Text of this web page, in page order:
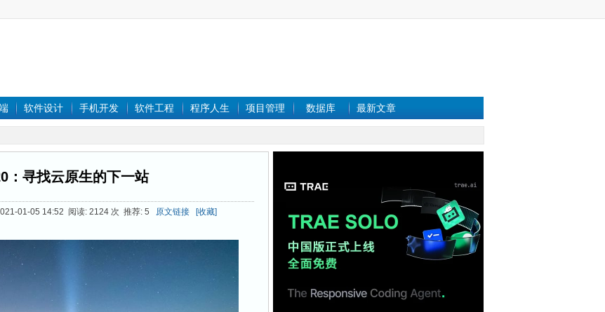
软件设计 手机开发 软件工程 程序人生 项目管理 数据库 最新文章
：寻找云原生的下一站
01-05 14:52 阅读: 2124 次 推荐: 5 原文链接 [收藏]